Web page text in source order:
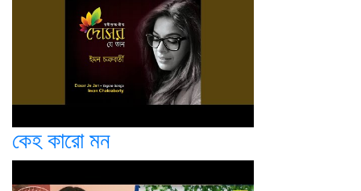
কেহ কারো মন